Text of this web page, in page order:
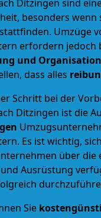
Ditzingen sind
besonders wenn
Umzüge
erfordern jedoch
und Organisation
dass alles
Schritt bei der
Ditzingen ist die
Es ist wichtig,
über
Ausrüstung
Sie